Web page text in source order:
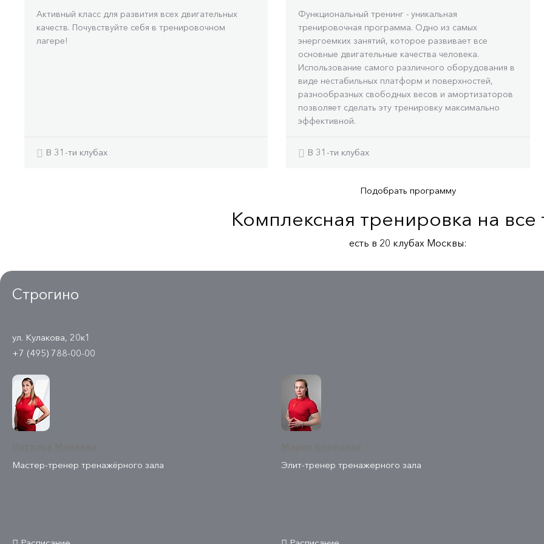
Активный класс для развития всех двигательных
качеств. Почувствуйте себя в тренировочном
лагере!
В 31-ти клубах
Функциональный тренинг - уникальная
тренировочная программа. Одно из самых
энергоемких занятий, которое развивает все
основные двигательные качества человека.
Использование самого различного оборудования в
виде нестабильных платформ и поверхностей,
разнообразных свободных весов и амортизаторов
позволяет сделать эту тренировку максимально
эффективной.
В 31-ти клубах
Подобрать программу
Комплексная тренировка на все
есть в 20 клубах Москвы:
Строгино
ул. Кулакова, 20к1
+7 (495) 788-00-00
Мастер-тренер тренажёрного зала
Элит-тренер тренажерного зала